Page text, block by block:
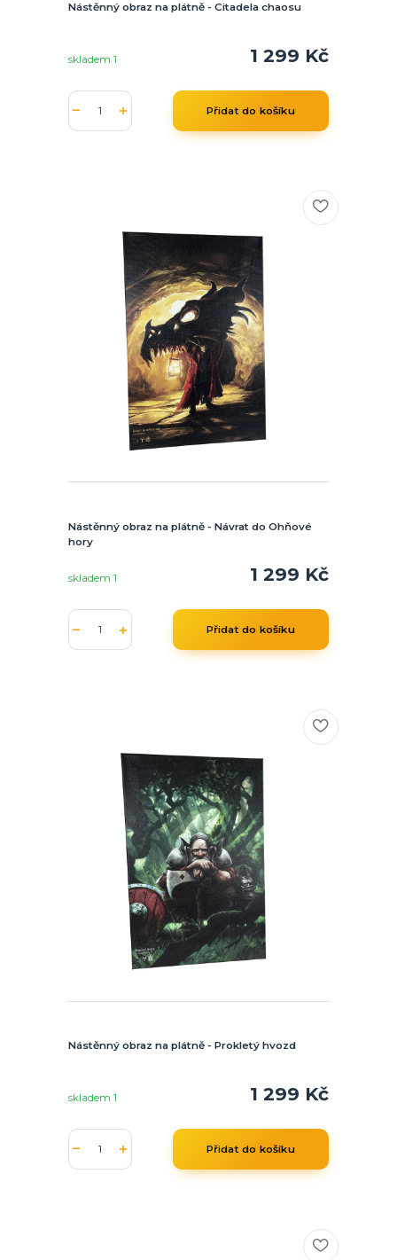
Nástěnný obraz na plátně - Citadela chaosu
1 299 Kč
skladem 1
Přidat do košíku
Nástěnný obraz na plátně - Návrat do Ohňové
hory
1 299 Kč
skladem 1
Přidat do košíku
Nástěnný obraz na plátně - Prokletý hvozd
1 299 Kč
skladem 1
Přidat do košíku